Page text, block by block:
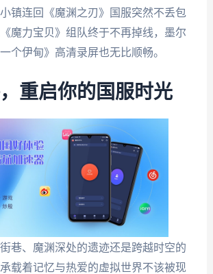
镇连回《魔渊之刃》国服突然不丢包
魔力宝贝》组队终于不再掉线，墨尔
个伊甸》高清录屏也无比顺畅。
重启你的国服时光
巷、魔渊深处的遗迹还是跨越时空的
载着记忆与热爱的虚拟世界不该被现